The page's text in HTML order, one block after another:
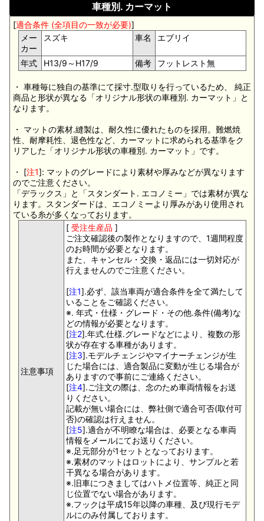
車種別. カーマット
[適合条件 (全項目の一致が必要)]
メー
カー
スズキ 車名 エブリイ
年式 H13/9～H17/9 備考 フットレスト無
・ 車種毎に独自の基準にて採寸.型取りを行っているため、 純正
商品と形状が異なる「オリジナル形状の車種別. カーマット」と
なります。
・ マットの素材.縫製は、耐久性に優れたものを採用。難燃焼
性、耐摩耗性、退色性など、カーマットに求められる基準をク
リアした「オリジナル形状の車種別. カーマット」です。
・ [注1]: マットのグレードにより素材や厚みなどが異なります
のでご注意ください。
「デラックス」と「スタンダート. エコノミー」では素材が異な
ります。スタンダードは、エコノミーより厚みがあり使用され
ている糸が多くなっております。
注意事項
[ 受注生産品 ]
ご注文確認後の製作となりますので、1週間程度
のお時間が必要となります。
また、キャンセル・交換・返品には一切対応が
行えませんのでご注意ください。
[注1].必ず、該当車両が適合条件を全て満たして
いることをご確認ください。
※. 年式・仕様・グレード・その他.条件(備考)な
どの情報が必要となります。
[注2].年式.仕様.グレードなどにより、複数の形
状が存在する車種があります。
[注3].モデルチェンジやマイナーチェンジが生
じた場合には、適合製品に変動が生じる場合が
ありますので事前にご連絡ください。
[注4].ご注文の際は、念のため車両情報をお送
りください。
記載が無い場合には、弊社側で適合可否(取付可
否)の確認は行えません。
[注5].適合が不明瞭な場合は、必要となる車両
情報をメールにてお送りください。
※.足元部分が1セットとなっております。
※.素材のマットはロットにより、サンプルと若
干異なる場合があります。
※.旧車につきましてはハトメ位置等、純正と同
じ位置でない場合があります。
※.フックは平成15年以降の車種、及び現行モデ
ルにのみ付属しております。